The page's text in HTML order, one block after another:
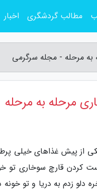
به مرحله - مجله سرگرمی
مرحله به مرحله
از پیش غذاهای خیلی
کردن قارچ سوخاری
دلو زدم به دریا و
مطالب گردشگری اخبار